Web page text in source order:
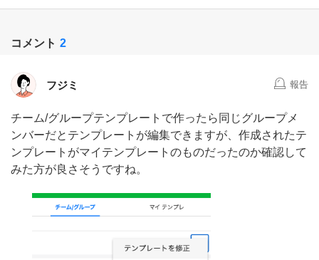
コメント 2
フジミ 報告
チーム/グループテンプレートで作ったら同じグループメ
ンバーだとテンプレートが編集できますが、作成されたテ
ンプレートがマイテンプレートのものだったのか確認して
みた方が良さそうですね。